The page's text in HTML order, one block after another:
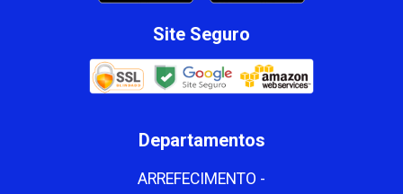
Site Seguro
Departamentos
ARREFECIMENTO -